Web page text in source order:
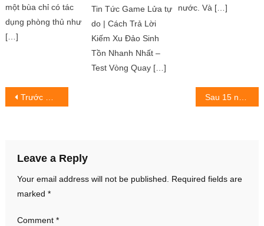
một bùa chỉ có tác
dụng phòng thủ như
[…]
Tin Tức Game Lửa tự
do | Cách Trả Lời
Kiếm Xu Đảo Sinh
Tồn Nhanh Nhất –
Test Vòng Quay […]
nước. Và […]
Post
Trước CKTG 2022, Faker vẫn tự tin cài đặt “khu vực LCK tốt tự nhiên với LPL”
Leave a Reply
Your email address will not be published.
Required fields are
marked *
Comment *